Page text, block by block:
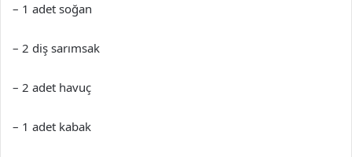
– 1 adet soğan
– 2 diş sarımsak
– 2 adet havuç
– 1 adet kabak